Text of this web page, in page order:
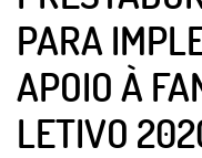
PARA
APOIO À
LETIVO